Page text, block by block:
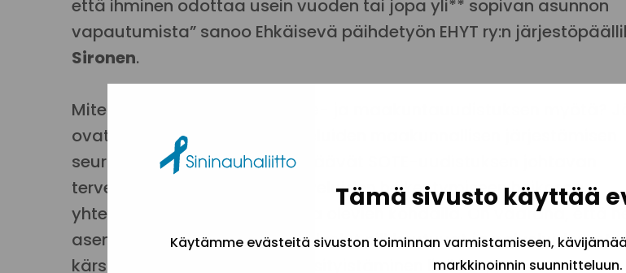
Tämä sivusto käyttää
Käytämme evästeitä sivuston toiminnan varmistamiseen,
markkinoinnin suunnitteluun.
että ihminen odottaa usein vuoden tai jopa yli** sopivan asunnon
vapautumista” sanoo Ehkäisevä päihdetyön EHYT ry:n
Sironen.
Miten asunnottomien käy sote- ja maakuntauudistuksen myötä?
ovat huolissaan sosiaalipalveluiden maakunnallisen järjestämisen
seurauksista. Järjestäjät pelkäävät SOTE-uudistuksen johtavan
terveyserojen kasvuun ja palveluiden heikentymiseen heikossa
yhteiskunnallisessa asemassa olevien kohdalla. On vaarana, että
asemassa olevien ryhmien palvelut pilkkoutuvat ja palveluiden
kärsii, jos yhtiöittäminen ja yksityistäminen lisääntyy.